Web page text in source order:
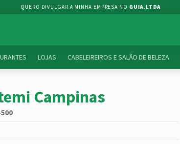
QUERO DIVULGAR A MINHA EMPRESA NO GUIA.LTDA
LOJAS CABELEIREIROS E SALÃO DE BELEZA
Campinas